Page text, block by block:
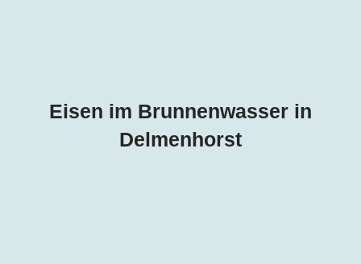
Eisen im Brunnenwasser in
Delmenhorst